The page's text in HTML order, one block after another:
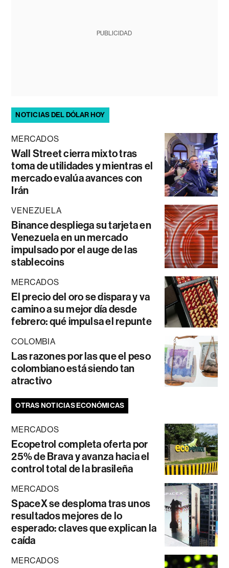
PUBLICIDAD
NOTICIAS DEL DÓLAR HOY
MERCADOS
Wall Street cierra mixto tras
toma de utilidades y mientras el
mercado evalúa avances con
Irán
VENEZUELA
Binance despliega su tarjeta en
Venezuela en un mercado
impulsado por el auge de las
stablecoins
MERCADOS
El precio del oro se dispara y va
camino a su mejor día desde
febrero: qué impulsa el repunte
COLOMBIA
Las razones por las que el peso
colombiano está siendo tan
atractivo
OTRAS NOTICIAS ECONÓMICAS
MERCADOS
Ecopetrol completa oferta por
25% de Brava y avanza hacia el
control total de la brasileña
MERCADOS
SpaceX se desploma tras unos
resultados mejores de lo
esperado: claves que explican la
caída
MERCADOS